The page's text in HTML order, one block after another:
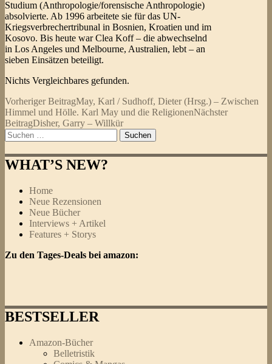
Studium (Anthropologie/forensische Anthropologie)
absolvierte. Ab 1996 arbeitete sie für das UN-
Kriegsverbrechertribunal in Bosnien, Kroatien und im
Kosovo. Bis heute war Clea Koff – die abwechselnd
in Los Angeles und Melbourne, Australien, lebt – an
sieben Einsätzen beteiligt.
Nichts Vergleichbares gefunden.
Beitragsnavigation
Vorheriger BeitragMay, Karl / Sudhoff, Dieter (Hrsg.) – Zwischen
Himmel und Hölle. Karl May und die ReligionenNächster
BeitragDisher, Garry – Willkür
Suchen
nach:
WHAT’S NEW?
Home
Neue Rezensionen
Neue Bücher
Interviews + Artikel
Features + Storys
Zu den Tages-Deals bei amazon:
BESTSELLER
Amazon-Bücher
Belletristik